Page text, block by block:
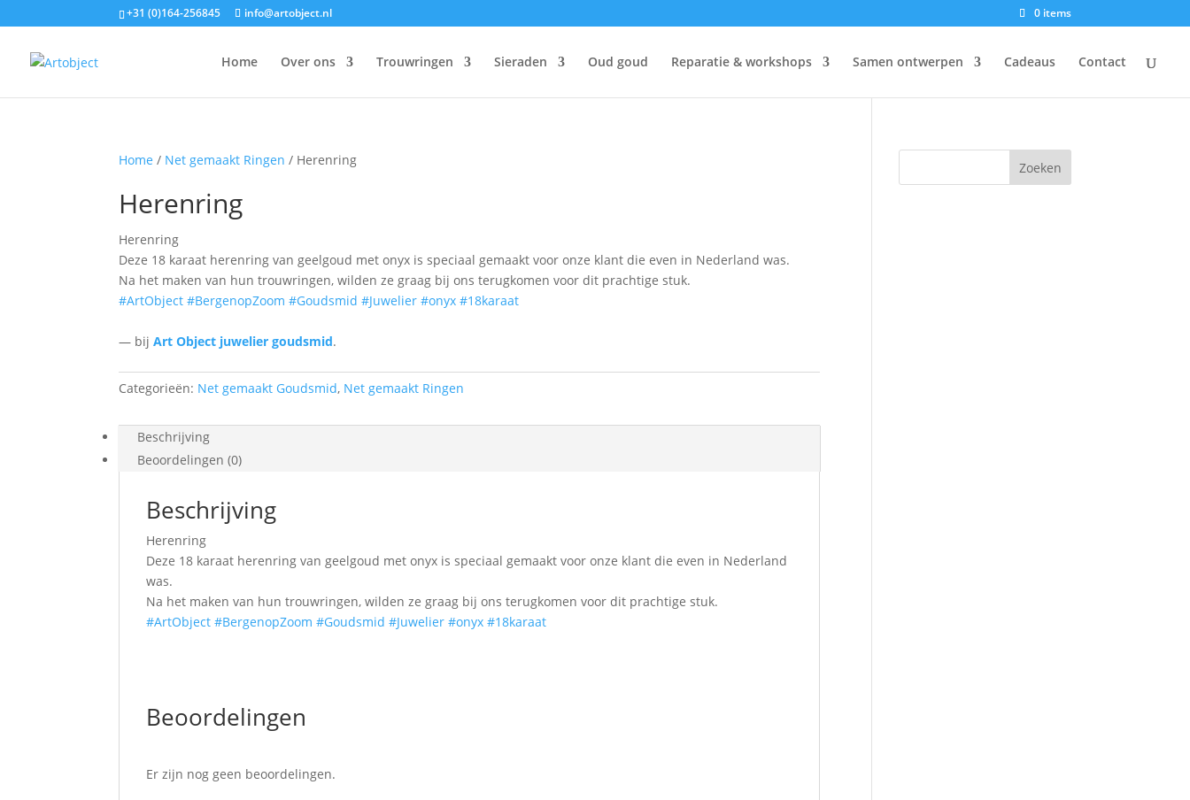
+31 (0)164-256845 info@artobject.nl 0 items
Home Over ons Trouwringen Sieraden Oud goud Reparatie & workshops Samen ontwerpen Cadeaus Contact
Home / Net gemaakt Ringen / Herenring
Herenring
Herenring
Deze 18 karaat herenring van geelgoud met onyx is speciaal gemaakt voor onze klant die even in Nederland was.
Na het maken van hun trouwringen, wilden ze graag bij ons terugkomen voor dit prachtige stuk.
#ArtObject #BergenopZoom #Goudsmid #Juwelier #onyx #18karaat
— bijArt Object juwelier goudsmid.
Categorieën: Net gemaakt Goudsmid, Net gemaakt Ringen
Beschrijving
Beoordelingen (0)
Beschrijving
Herenring
Deze 18 karaat herenring van geelgoud met onyx is speciaal gemaakt voor onze klant die even in Nederland
was.
Na het maken van hun trouwringen, wilden ze graag bij ons terugkomen voor dit prachtige stuk.
#ArtObject #BergenopZoom #Goudsmid #Juwelier #onyx #18karaat
Beoordelingen
Er zijn nog geen beoordelingen.